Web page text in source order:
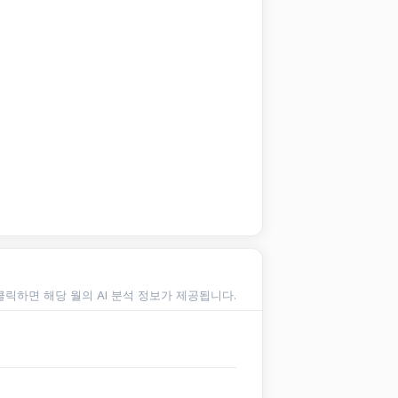
하면 해당 월의 AI 분석 정보가 제공됩니다.